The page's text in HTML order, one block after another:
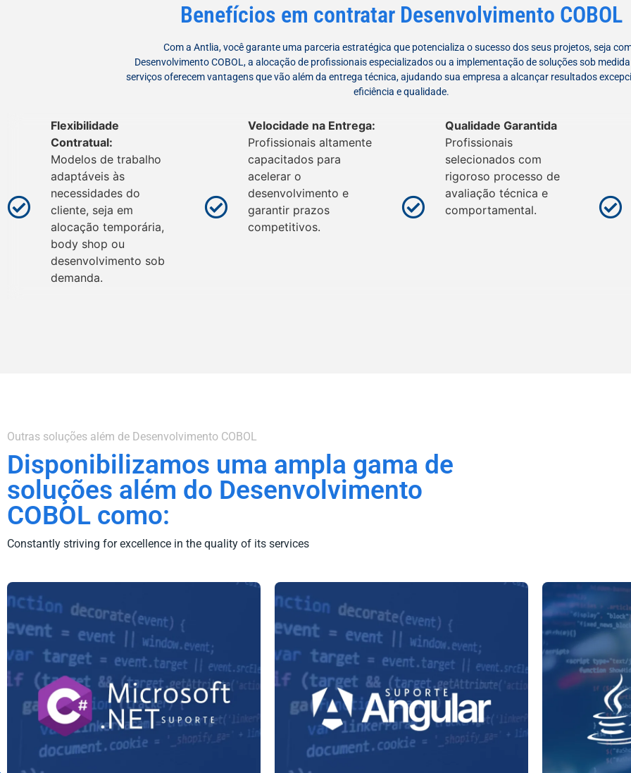
Benefícios em contratar Desenvolvimento COBOL
Com a Antlia, você garante uma parceria estratégica que potencializa o sucesso dos seus projetos, seja
Desenvolvimento COBOL, a alocação de profissionais especializados ou a implementação de soluções sob
serviços oferecem vantagens que vão além da entrega técnica, ajudando sua empresa a alcançar resultados
eficiência e qualidade.
Flexibilidade
Contratual:
Modelos de trabalho
adaptáveis às
necessidades do
cliente, seja em
alocação temporária,
body shop ou
desenvolvimento sob
demanda.
Velocidade na Entrega:
Profissionais altamente
capacitados para
acelerar o
desenvolvimento e
garantir prazos
competitivos.
Qualidade Garantida
Profissionais
selecionados com
rigoroso processo de
avaliação técnica e
comportamental.
Outras soluções além de Desenvolvimento COBOL
Disponibilizamos uma ampla gama de
soluções além do Desenvolvimento
COBOL como:
Constantly striving for excellence in the quality of its services